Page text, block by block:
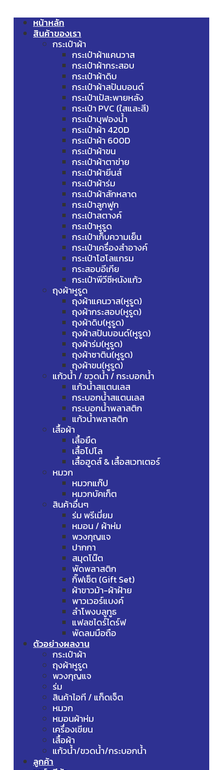
หน้าหลัก
สินค้าของเรา
กระเป๋าผ้า
กระเป๋าผ้าแคนวาส
กระเป๋าผ้ากระสอบ
กระเป๋าผ้าดิบ
กระเป๋าผ้าสปันบอนด์
กระเป๋าเป้สะพายหลัง
กระเป๋า PVC (ใสและสี)
กระเป๋าบุฟองน้ำ
กระเป๋าผ้า 420D
กระเป๋าผ้า 600D
กระเป๋าผ้าขน
กระเป๋าผ้าตาข่าย
กระเป๋าผ้ายีนส์
กระเป๋าผ้าร่ม
กระเป๋าผ้าสักหลาด
กระเป๋าลูกฟูก
กระเป๋าสตางค์
กระเป๋าหูรูด
กระเป๋าเก็บความเย็น
กระเป๋าเครื่องสำอางค์
กระเป๋าโฮโลแกรม
กระสอบอีเกีย
กระเป๋าพีวีซีหนังแก้ว
ถุงผ้าหูรูด
ถุงผ้าแคนวาส(หูรูด)
ถุงผ้ากระสอบ(หูรูด)
ถุงผ้าดิบ(หูรูด)
ถุงผ้าสปันบอนด์(หูรูด)
ถุงผ้าร่ม(หูรูด)
ถุงผ้าซาติน(หูรูด)
ถุงผ้าขน(หูรูด)
แก้วน้ำ / ขวดน้ำ / กระบอกน้ำ
แก้วน้ำสแตนเลส
กระบอกน้ำสแตนเลส
กระบอกน้ำพลาสติก
แก้วน้ำพลาสติก
เสื้อผ้า
เสื้อยืด
เสื้อโปโล
เสื้อฮูดส์ & เสื้อสเวทเตอร์
หมวก
หมวกแก๊ป
หมวกบัคเก็ต
สินค้าอื่นๆ
ร่ม พรีเมี่ยม
หมอน / ผ้าห่ม
พวงกุญแจ
ปากกา
สมุดโน๊ต
พัดพลาสติก
กิ๊ฟเซ็ต (Gift Set)
ผ้าขาวม้า-ผ้าฝ้าย
พาวเวอร์แบงค์
ลำโพงบลูทูธ
แฟลชไดร์ไดร์ฟ
พัดลมมือถือ
ตัวอย่างผลงาน
กระเป๋าผ้า
ถุงผ้าหูรูด
พวงกุญแจ
ร่ม
สินค้าไอที / แก็ดเจ็ต
หมวก
หมอนผ้าห่ม
เครื่องเขียน
เสื้อผ้า
แก้วน้ำ/ขวดน้ำ/กระบอกน้ำ
ลูกค้า